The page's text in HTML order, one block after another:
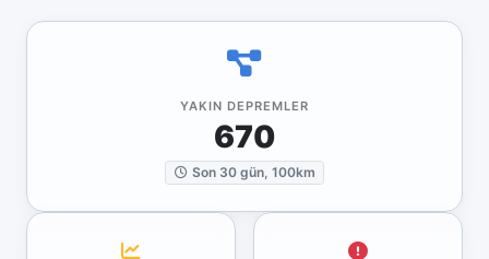
YAKIN DEPREMLER
670
Son 30 gün, 100km